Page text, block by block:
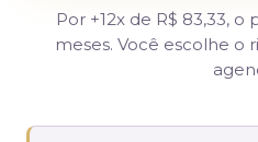
Por +12x de R$ 83,33, o
meses. Você escolhe o